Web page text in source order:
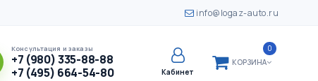
info@logaz-auto.ru
Консультация и заказы
+7 (980) 335-88-88
+7 (495) 664-54-80
Кабинет
КОРЗИНА
0